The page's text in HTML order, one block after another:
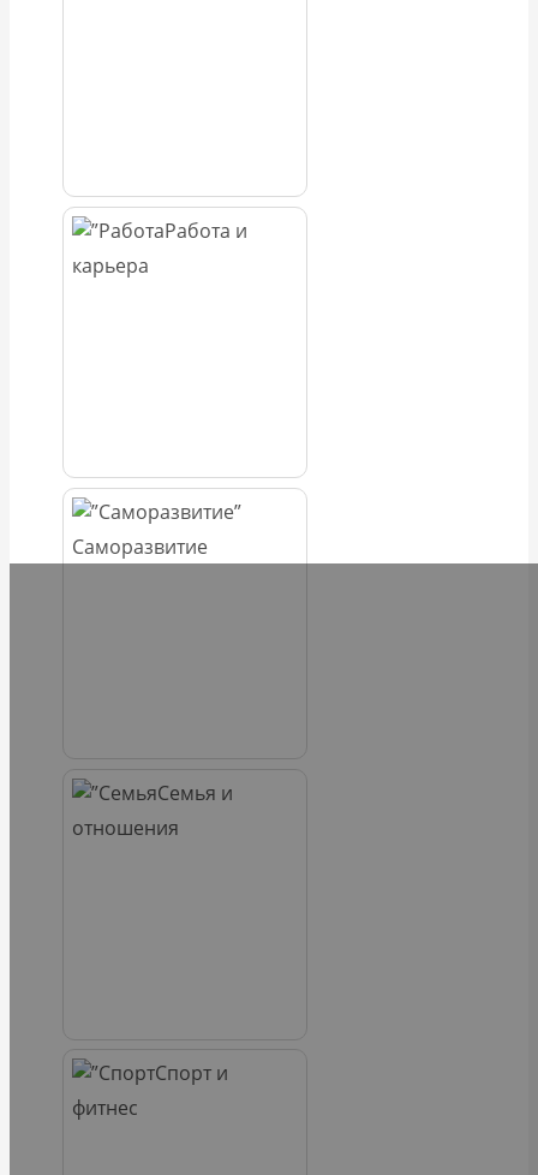
Работа и
карьера
Саморазвитие
Семья и
отношения
Спорт и
фитнес